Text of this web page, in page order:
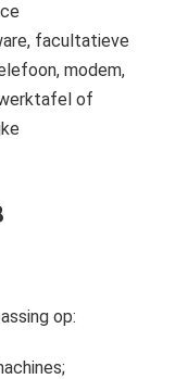
facultatieve
modem,
of
op: